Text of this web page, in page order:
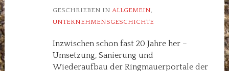
GESCHRIEBEN IN ALLGEMEIN,
UNTERNEHMENSGESCHICHTE
Inzwischen schon fast 20 Jahre her –
Umsetzung, Sanierung und
Wiederaufbau der Ringmauerportale der